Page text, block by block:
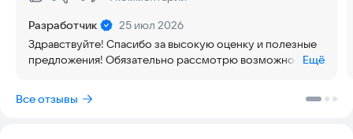
- Саморазвитие
• Персонализация
- Создавайте собственные аффирмации
- Добавляйте подробные описания
- Делитесь любимыми аффирмациями
хватает. Голос только один, и он только мужской. Нет
возможности установить повтор и/или выстроить
аффирмации в плей лист, чтобы можно было, например,
ехать за рулем и слушать.
Нравится:Не нравится:
Разработчик
25 июл 2026
Здравствуйте! Спасибо за высокую оценку и полезные
предложения! Обязательно рассмотрю возможностьЕщё
Все отзывы